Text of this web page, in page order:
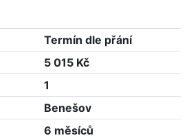
Termín dle přání
5 015 Kč
1
Benešov
6 měsíců